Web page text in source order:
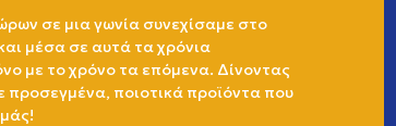
σε μια γωνία συνεχίσαμε στο
μέσα σε αυτά τα χρόνια
με το χρόνο τα επόμενα. Δίνοντας
προσεγμένα, ποιοτικά προϊόντα που